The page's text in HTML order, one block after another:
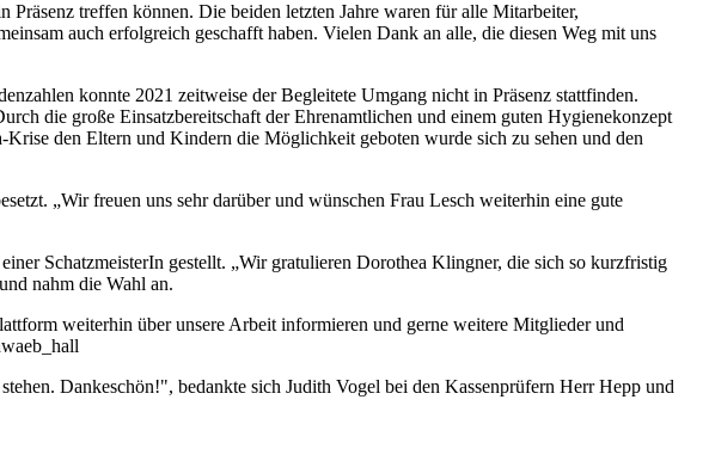
Präsenz treffen können. Die beiden letzten Jahre waren für alle Mitarbeiter,
auch erfolgreich geschafft haben. Vielen Dank an alle, die diesen Weg mit uns
konnte 2021 zeitweise der Begleitete Umgang nicht in Präsenz stattfinden.
die große Einsatzbereitschaft der Ehrenamtlichen und einem guten Hygienekonzept
den Eltern und Kindern die Möglichkeit geboten wurde sich zu sehen und den
„Wir freuen uns sehr darüber und wünschen Frau Lesch weiterhin eine gute
SchatzmeisterIn gestellt. „Wir gratulieren Dorothea Klingner, die sich so kurzfristig
nahm die Wahl an.
weiterhin über unsere Arbeit informieren und gerne weitere Mitglieder und
Dankeschön!", bedankte sich Judith Vogel bei den Kassenprüfern Herr Hepp und